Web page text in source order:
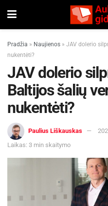
Pradžia » Naujienos » JAV dolerio
nukentėti?
JAV dolerio
Baltijos šalių
nukentėti?
Paulius Liškauskas
Laikas: 3 min skaitymo